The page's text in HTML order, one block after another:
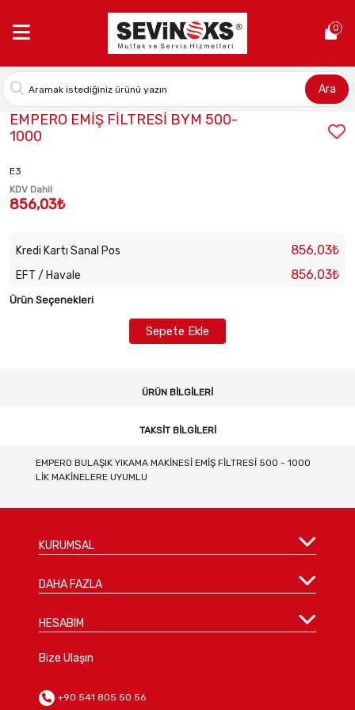
0
Ara
Stok Kodu:7071727561
EMPERO EMİŞ FİLTRESİ BYM 500-
1000
E3
KDV Dahil
856,03₺
Kredi Kartı Sanal Pos 856,03₺
EFT / Havale 856,03₺
Ürün Seçenekleri
Sepete Ekle
ÜRÜN BILGILERI
TAKSIT BILGILERI
EMPERO BULAŞIK YIKAMA MAKİNESİ EMİŞ FİLTRESİ 500 - 1000
LİK MAKİNELERE UYUMLU
KURUMSAL
DAHA FAZLA
HESABIM
Bize Ulaşın
+90 541 805 50 56